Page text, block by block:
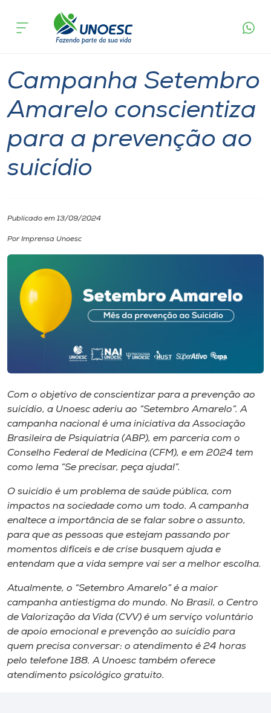
Cursos
Pesquisa
Atendimento ao Estudante
Portal de Ensino
I.nova
Diplomados
Cultura
CPA
Biblioteca
Rádio
Museu
Unoesc
Store
Selecione
o idioma
acontece
Geral
Campanha Setembro
Amarelo conscientiza
para a prevenção ao
suicídio
Publicado em 13/09/2024
Por Imprensa Unoesc
Com o objetivo de conscientizar para a prevenção ao
suicídio, a Unoesc aderiu ao “Setembro Amarelo”. A
campanha nacional é uma iniciativa da Associação
Brasileira de Psiquiatria (ABP), em parceria com o
Conselho Federal de Medicina (CFM), e em 2024 tem
como lema “Se precisar, peça ajuda!”.
O suicídio é um problema de saúde pública, com
impactos na sociedade como um todo. A campanha
enaltece a importância de se falar sobre o assunto,
para que as pessoas que estejam passando por
momentos difíceis e de crise busquem ajuda e
entendam que a vida sempre vai ser a melhor escolha.
Atualmente, o “Setembro Amarelo” é a maior
campanha antiestigma do mundo. No Brasil, o Centro
de Valorização da Vida (CVV) é um serviço voluntário
de apoio emocional e prevenção ao suicídio para
quem precisa conversar: o atendimento é 24 horas
pelo telefone 188. A Unoesc também oferece
atendimento psicológico gratuito.